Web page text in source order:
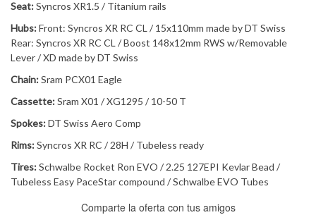
Seat:Syncros XR1.5 / Titanium rails
Hubs:Front: Syncros XR RC CL / 15x110mm made by DT Swiss
Rear: Syncros XR RC CL / Boost 148x12mm RWS w/Removable
Lever / XD made by DT Swiss
Chain:Sram PCX01 Eagle
Cassette:Sram X01 / XG1295 / 10-50 T
Spokes:DT Swiss Aero Comp
Rims:Syncros XR RC / 28H / Tubeless ready
Tires:Schwalbe Rocket Ron EVO / 2.25 127EPI Kevlar Bead /
Tubeless Easy PaceStar compound / Schwalbe EVO Tubes
Comparte la oferta con tus amigos